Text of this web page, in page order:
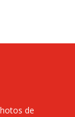
de